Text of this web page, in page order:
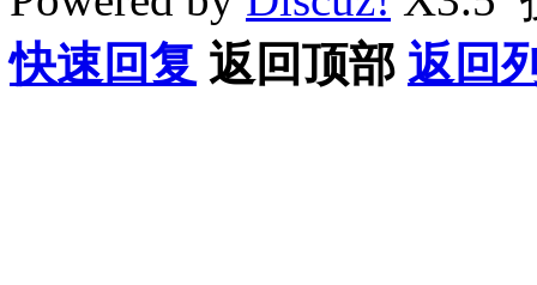
快速回复 返回顶部 返回